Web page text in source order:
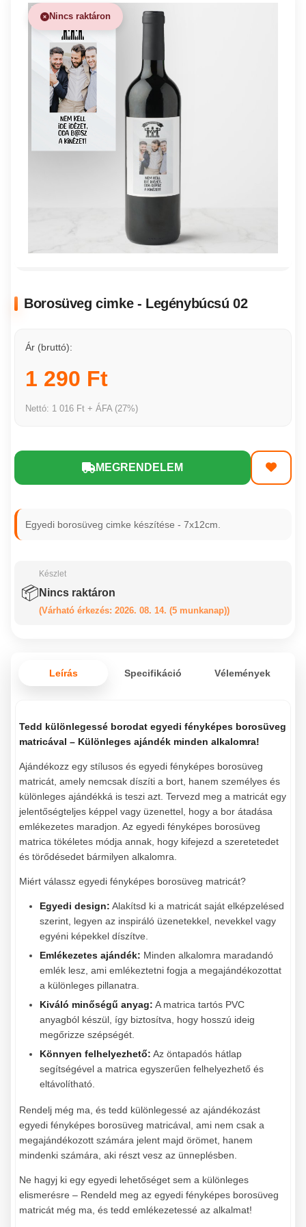
Nincs raktáron
Borosüveg cimke - Legénybúcsú 02
Ár (bruttó):
1 290 Ft
Nettó: 1 016 Ft + ÁFA (27%)
MEGRENDELEM
Egyedi borosüveg cimke készítése - 7x12cm.
📦
Készlet
Nincs raktáron
(Várható érkezés: 2026. 08. 14. (5 munkanap))
Leírás Specifikáció Vélemények
Tedd különlegessé borodat egyedi fényképes borosüveg
matricával – Különleges ajándék minden alkalomra!
Ajándékozz egy stílusos és egyedi fényképes borosüveg
matricát, amely nemcsak díszíti a bort, hanem személyes és
különleges ajándékká is teszi azt. Tervezd meg a matricát egy
jelentőségteljes képpel vagy üzenettel, hogy a bor átadása
emlékezetes maradjon. Az egyedi fényképes borosüveg
matrica tökéletes módja annak, hogy kifejezd a szeretetedet
és törődésedet bármilyen alkalomra.
Miért válassz egyedi fényképes borosüveg matricát?
Egyedi design: Alakítsd ki a matricát saját elképzelésed
szerint, legyen az inspiráló üzenetekkel, nevekkel vagy
egyéni képekkel díszítve.
Emlékezetes ajándék: Minden alkalomra maradandó
emlék lesz, ami emlékeztetni fogja a megajándékozottat
a különleges pillanatra.
Kiváló minőségű anyag: A matrica tartós PVC
anyagból készül, így biztosítva, hogy hosszú ideig
megőrizze szépségét.
Könnyen felhelyezhető: Az öntapadós hátlap
segítségével a matrica egyszerűen felhelyezhető és
eltávolítható.
Rendelj még ma, és tedd különlegessé az ajándékozást
egyedi fényképes borosüveg matricával, ami nem csak a
megajándékozott számára jelent majd örömet, hanem
mindenki számára, aki részt vesz az ünneplésben.
Ne hagyj ki egy egyedi lehetőséget sem a különleges
elismerésre – Rendeld meg az egyedi fényképes borosüveg
matricát még ma, és tedd emlékezetessé az alkalmat!